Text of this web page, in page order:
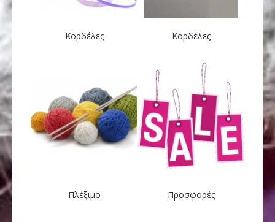
Κορδέλες Κορδέλες
Πλέξιμο Προσφορές